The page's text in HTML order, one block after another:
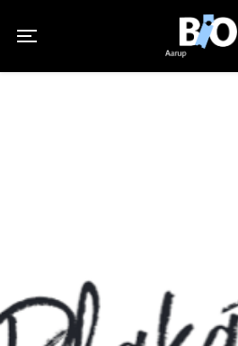
Toggle navigation
Aarupbio